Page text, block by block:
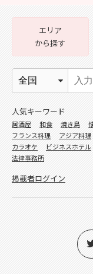
エリア
から探す
人気キーワード
居酒屋 和食 焼き鳥
フランス料理
アジア料理
カラオケ
ビジネスホテル
法律事務所
掲載者ログイン